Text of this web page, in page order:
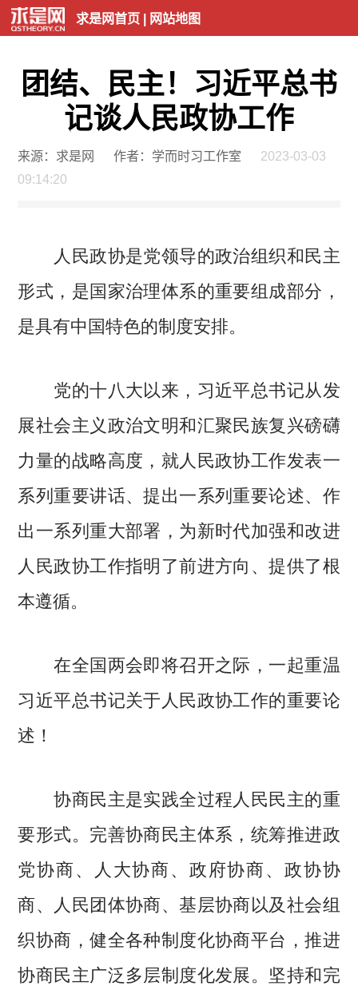
求是网首页| 网站地图
团结、民主！习近平总书
记谈人民政协工作
来源：求是网 作者：学而时习工作室
2023-03-03
09:14:20
人民政协是党领导的政治组织和民主
形式，是国家治理体系的重要组成部分，
是具有中国特色的制度安排。
党的十八大以来，习近平总书记从发
展社会主义政治文明和汇聚民族复兴磅礴
力量的战略高度，就人民政协工作发表一
系列重要讲话、提出一系列重要论述、作
出一系列重大部署，为新时代加强和改进
人民政协工作指明了前进方向、提供了根
本遵循。
在全国两会即将召开之际，一起重温
习近平总书记关于人民政协工作的重要论
述！
协商民主是实践全过程人民民主的重
要形式。完善协商民主体系，统筹推进政
党协商、人大协商、政府协商、政协协
商、人民团体协商、基层协商以及社会组
织协商，健全各种制度化协商平台，推进
协商民主广泛多层制度化发展。坚持和完